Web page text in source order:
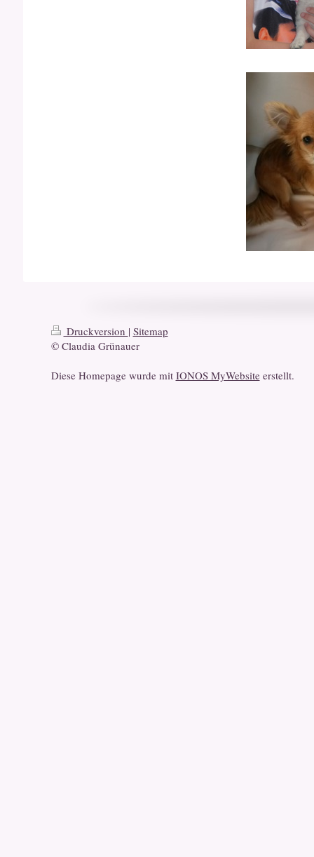
Druckversion | Sitemap
© Claudia Grünauer
Diese Homepage wurde mit IONOS MyWebsiteerstellt.